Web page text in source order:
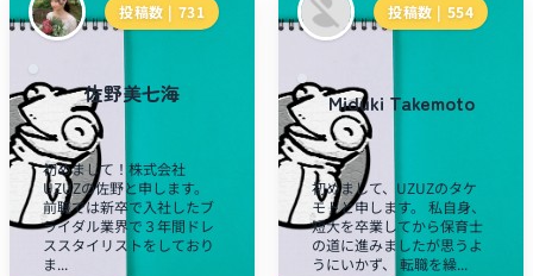
投稿数 | 731
佐野美七海
初めまして！株式会社
UZUZの佐野と申します。
前職では新卒で入社したブ
ライダル業界で３年間ドレ
ススタイリストをしており
ま...
投稿数 | 554
Miduki Takemoto
初めまして、UZUZのタケ
モトと申します。 私自身、
短大を卒業してから保育士
の道に進みましたが思うよ
うにいかず、 転職を繰...